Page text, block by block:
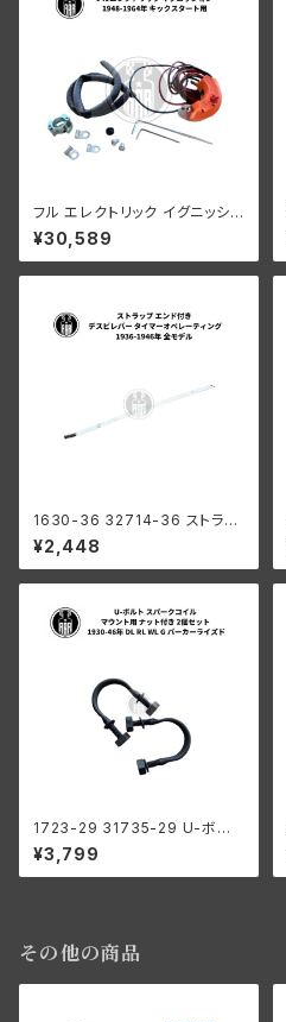
フル エレクトリック イグニッショ
ン ハーレーダビッドソン 1948-
1964年 キックスタート用
¥30,589
1630-36 32714-36 ストラッ
プ デスビレバー タイマーオペレ
ーティング エンド付き ハーレー
ダビッドソン 1936-1946年 全
¥2,448
1723-29 31735-29 U-ボルト
スパークコイル マウント用 ナッ
ト付き 2個セット ハーレーダビッ
ドソン 1930-46年 DL RL WL
¥3,799
その他の商品